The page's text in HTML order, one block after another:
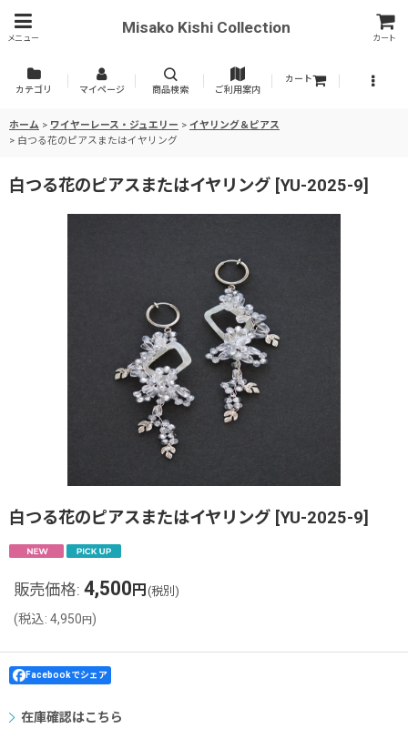
メニュー
Misako Kishi Collection
カート
カテゴリ マイページ 商品検索 ご利用案内
カート
ホーム > ワイヤーレース・ジュエリー > イヤリング＆ピアス
> 白つる花のピアスまたはイヤリング
白つる花のピアスまたはイヤリング [YU-2025-9]
白つる花のピアスまたはイヤリング [YU-2025-9]
販売価格: 4,500 円 (税別)
(税込: 4,950円)
Facebookでシェア
在庫確認はこちら